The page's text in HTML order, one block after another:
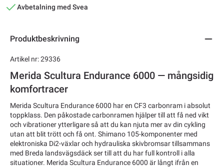
Avbetalning med Svea
Produktbeskrivning
Artikel nr: 29336
Merida Scultura Endurance 6000 — mångsidig
komfortracer
Merida Scultura Endurance 6000 har en CF3 carbonram i absolut
toppklass. Den påkostade carbonramen hjälper till att få ned vikt
och vibrationer ytterligare så att du kan njuta mer av din cykling
utan att blit trött och få ont. Shimano 105-komponenter med
elektroniska Di2-växlar och hydrauliska skivbromsar tillsammans
med Breda landsvägsdäck ser till att du har full kontroll i alla
situationer. Merida Scultura Endurance 6000 är långt ifrån en